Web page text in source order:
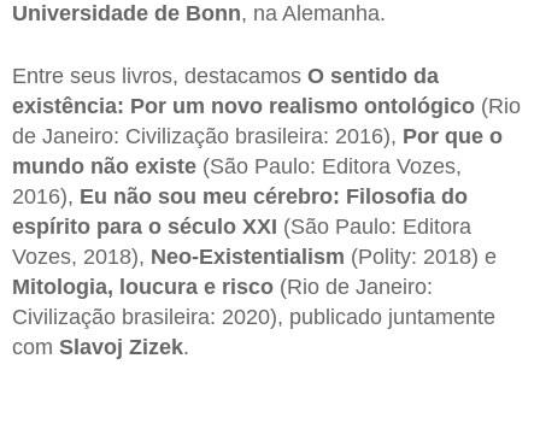
Universidade de Bonn, na Alemanha.
Entre seus livros, destacamos O sentido da
existência: Por um novo realismo ontológico (Rio
de Janeiro: Civilização brasileira: 2016), Por que o
mundo não existe (São Paulo: Editora Vozes,
2016), Eu não sou meu cérebro: Filosofia do
espírito para o século XXI (São Paulo: Editora
Vozes, 2018), Neo-Existentialism (Polity: 2018) e
Mitologia, loucura e risco (Rio de Janeiro:
Civilização brasileira: 2020), publicado juntamente
com Slavoj Zizek.